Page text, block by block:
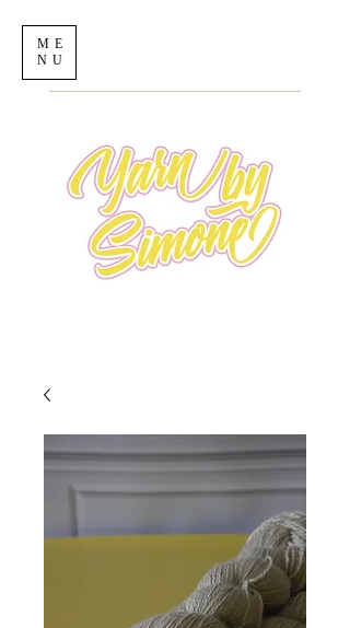
ME
NU